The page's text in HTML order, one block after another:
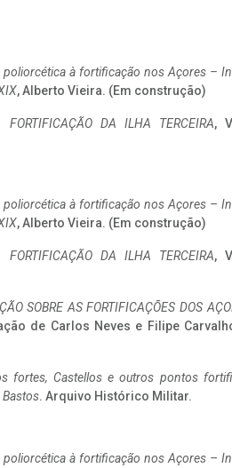
poliorcética à fortificação nos Açores –
, Alberto Vieira. (Em construção)
FORTIFICAÇÃO DA ILHA TERCEIRA,
poliorcética à fortificação nos Açores –
, Alberto Vieira. (Em construção)
FORTIFICAÇÃO DA ILHA TERCEIRA,
SOBRE AS FORTIFICAÇÕES DOS
de Carlos Neves e Filipe
fortes, Castellos e outros pontos
. Arquivo Histórico Militar.
poliorcética à fortificação nos Açores –